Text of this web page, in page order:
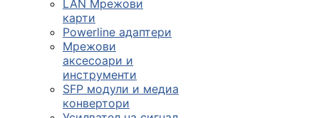
LAN Мрежови
карти
Powerline адаптери
Мрежови
аксесоари и
инструменти
SFP модули и медиа
конвертори